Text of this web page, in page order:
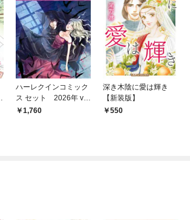
ハーレクインコミック
ス セット 2026年 vo
l.901
1,760
深き木陰に愛は輝き
【新装版】
550